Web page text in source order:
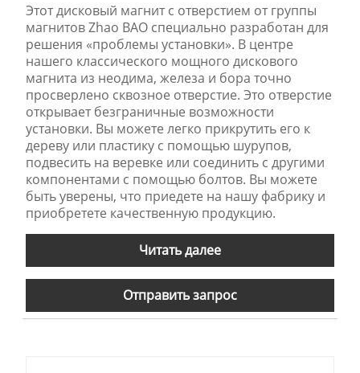
Этот дисковый магнит с отверстием от группы
магнитов Zhao BAO специально разработан для
решения «проблемы установки». В центре
нашего классического мощного дискового
магнита из неодима, железа и бора точно
просверлено сквозное отверстие. Это отверстие
открывает безграничные возможности
установки. Вы можете легко прикрутить его к
дереву или пластику с помощью шурупов,
подвесить на веревке или соединить с другими
компонентами с помощью болтов. Вы можете
быть уверены, что приедете на нашу фабрику и
приобретете качественную продукцию.
Читать далее
Отправить запрос